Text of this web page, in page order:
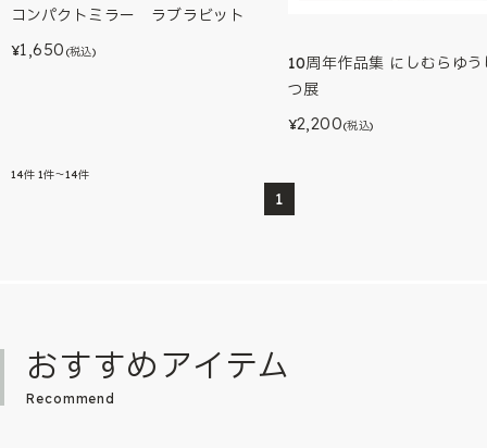
コンパクトミラー ラブラビット
¥1,650 (税込)
10周年作品集 にしむらゆ
つ展
¥2,200(税込)
14件 1件～14件
1
おすすめアイテム
Recommend